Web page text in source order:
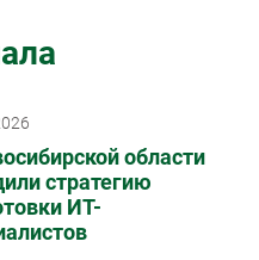
области
стратегию
ИТ-